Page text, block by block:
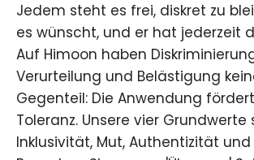
Jedem steht es frei, diskret zu
es wünscht, und er hat jederzeit
Auf Himoon haben
Verurteilung und Belästigung
Gegenteil: Die Anwendung
Toleranz. Unsere vier Grundwerte
Inklusivität, Mut, Authentizität